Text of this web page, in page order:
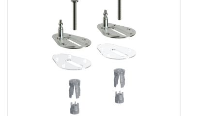
Badkamer accessoires